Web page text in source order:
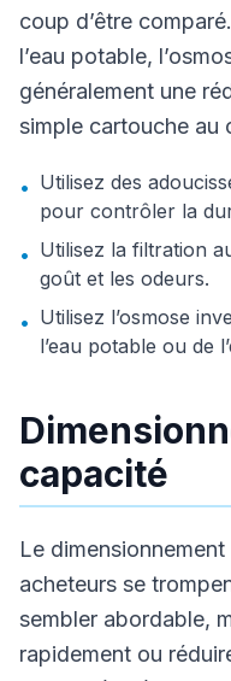
coup d’être
l’eau potable,
généralement une
simple cartouche au
• Utilisez des
pour contrôler la
• Utilisez la filtration
goût et les odeurs.
• Utilisez l’osmose
l’eau potable ou de
capacité
Le
acheteurs se
sembler abordable,
rapidement ou